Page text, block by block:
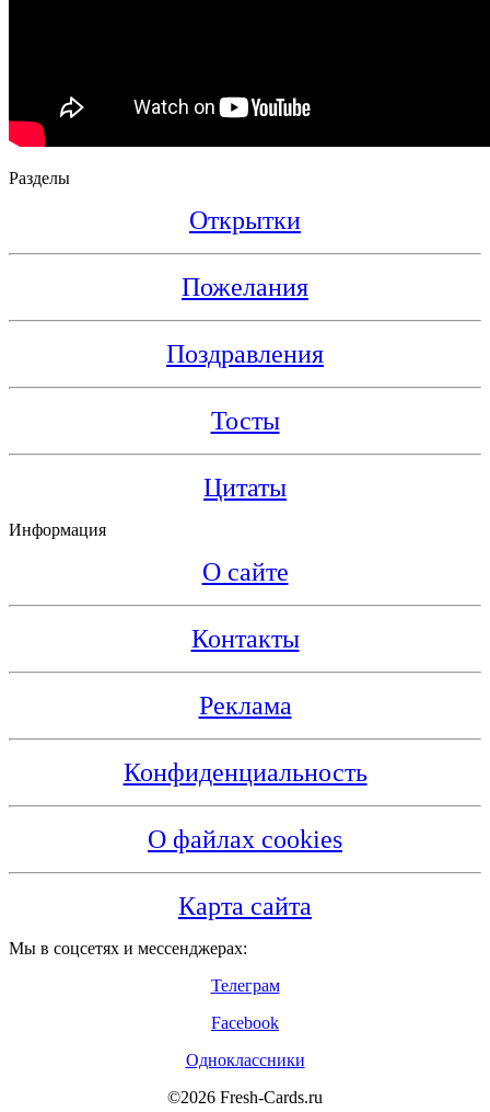
Разделы
Открытки
Пожелания
Поздравления
Тосты
Цитаты
Информация
О сайте
Контакты
Реклама
Конфиденциальность
О файлах cookies
Карта сайта
Мы в соцсетях и мессенджерах:
Телеграм
Facebook
Одноклассники
©2026 Fresh-Cards.ru